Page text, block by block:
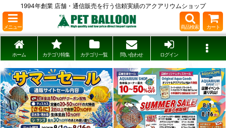
1994年創業 店舗・通信販売を行う信頼実績のアクアリウムショップ
メニュー 商品検索 カート
ホーム カテゴリ特集 カテゴリ一覧 問い合わせ ログイン